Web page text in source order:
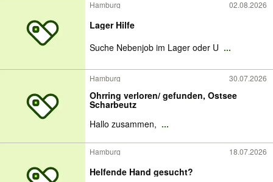
Hamburg 02.08.2026
Lager Hilfe
Suche Nebenjob im Lager oder U ...
Hamburg 30.07.2026
Ohrring verloren/ gefunden, Ostsee
Scharbeutz
Hallo zusammen, ...
Hamburg 18.07.2026
Helfende Hand gesucht?